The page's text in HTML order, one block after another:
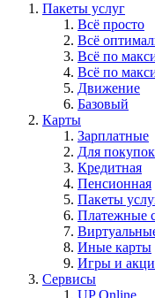
Пакеты услуг
Всё просто
Всё
Всё по
Всё по
Движение
Базовый
Карты
Зарплатные
Для покупок
Кредитная
Пенсионная
Пакеты
Платежные
Иные карты
Игры и
Сервисы
UP Online